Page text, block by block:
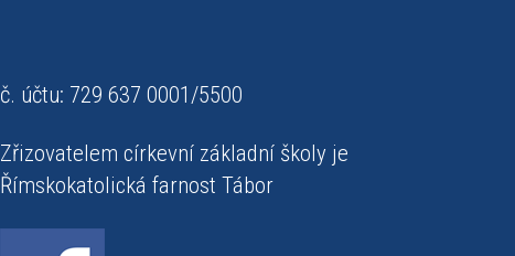
č. účtu: 729 637 0001/5500
Zřizovatelem církevní základní školy je
Římskokatolická farnost Tábor